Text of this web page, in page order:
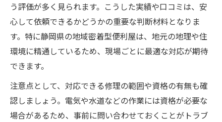
う評価が多く見られます。こうした実績や口コミは、安
心して依頼できるかどうかの重要な判断材料となりま
す。特に静岡県の地域密着型便利屋は、地元の地理や住
環境に精通しているため、現場ごとに最適な対応が期待
できます。
注意点として、対応できる修理の範囲や資格の有無も確
認しましょう。電気や水道などの作業には資格が必要な
場合があるため、事前に問い合わせておくことがトラブ